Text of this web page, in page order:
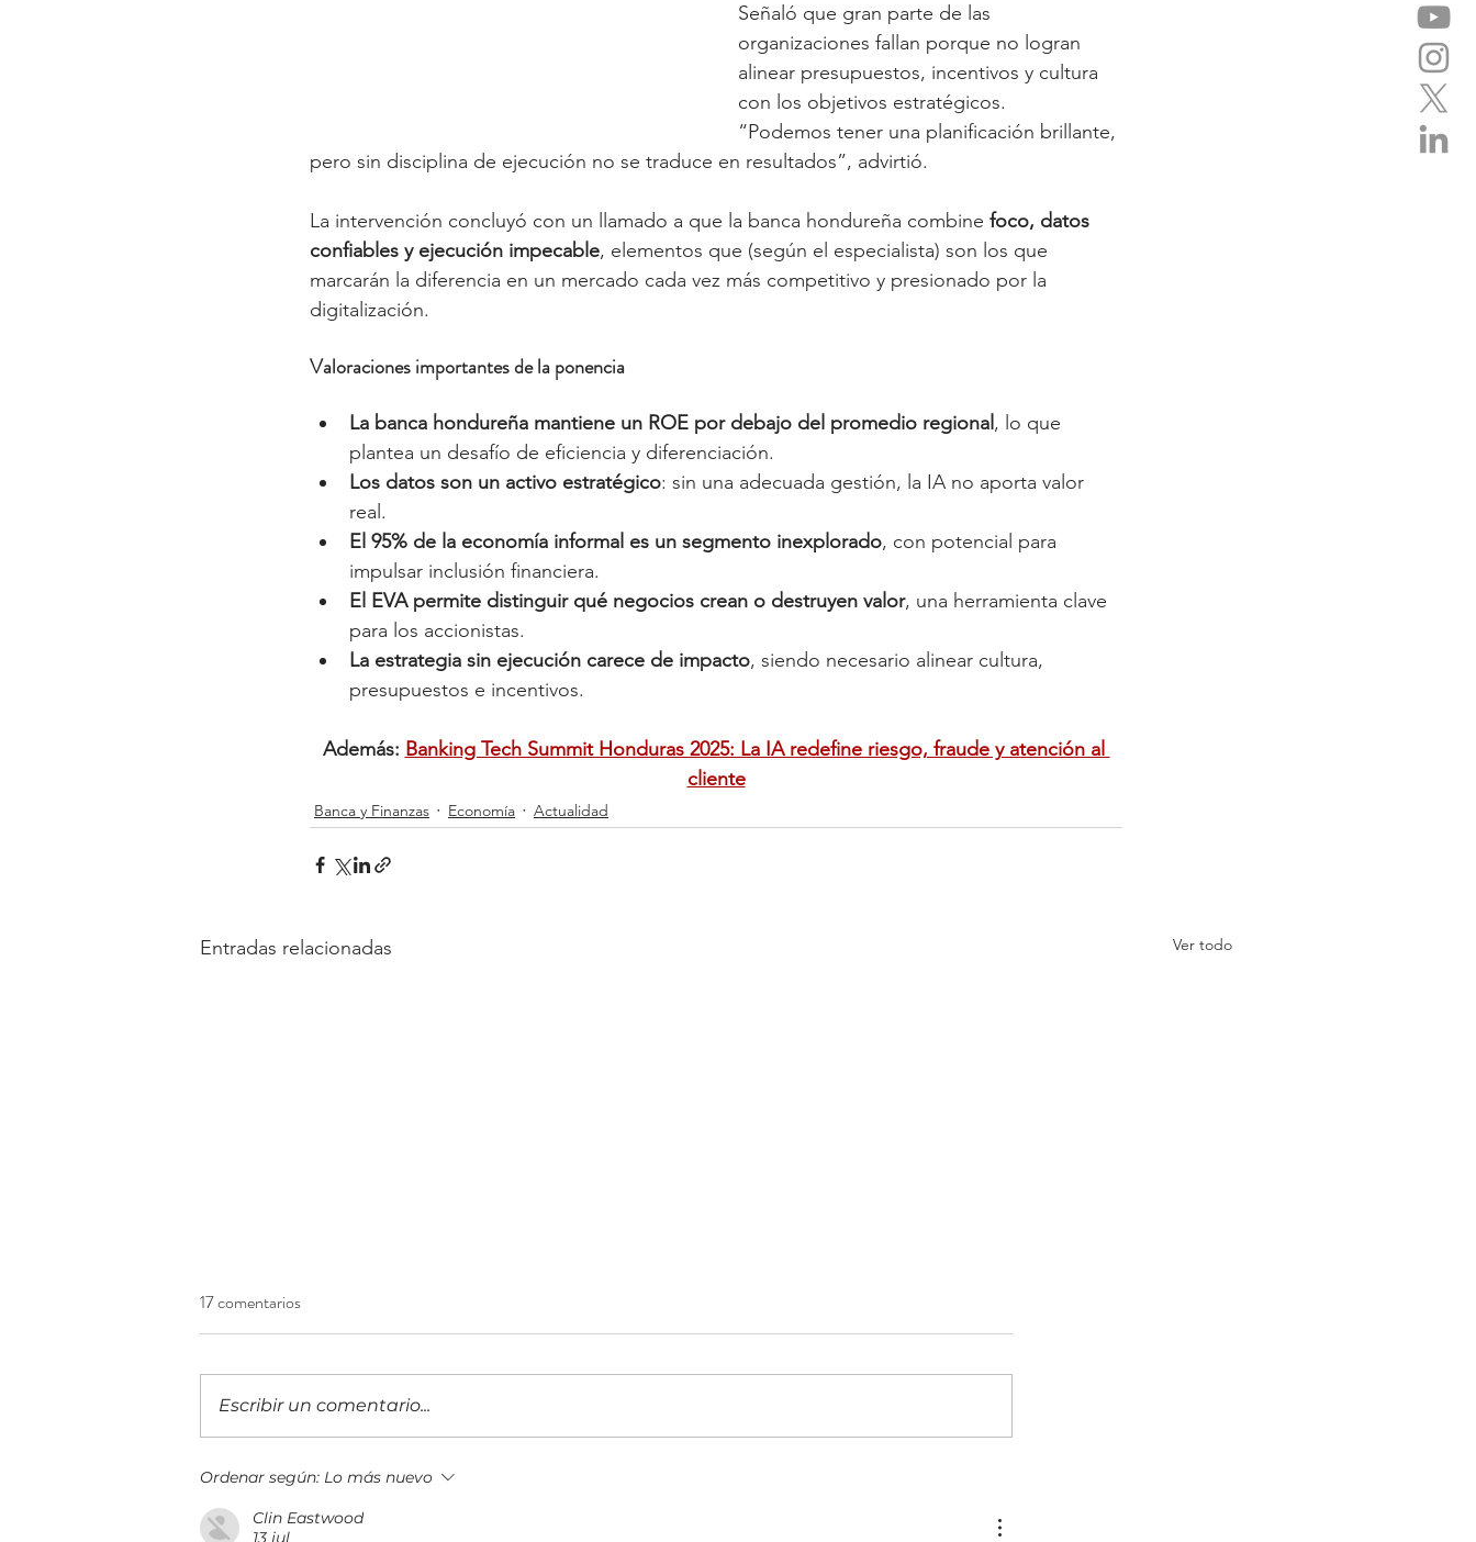
Señaló que gran parte de las
organizaciones fallan porque no logran
alinear presupuestos, incentivos y cultura
con los objetivos estratégicos.
“Podemos tener una planificación brillante,
pero sin disciplina de ejecución no se traduce en resultados”, advirtió.
La intervención concluyó con un llamado a que la banca hondureña combine foco, datos
confiables y ejecución impecable, elementos que (según el especialista) son los que
marcarán la diferencia en un mercado cada vez más competitivo y presionado por la
digitalización.
Valoraciones importantes de la ponencia
La banca hondureña mantiene un ROE por debajo del promedio regional , lo que
plantea un desafío de eficiencia y diferenciación.
Los datos son un activo estratégico: sin una adecuada gestión, la IA no aporta valor
real.
El 95% de la economía informal es un segmento inexplorado, con potencial para
impulsar inclusión financiera.
El EVA permite distinguir qué negocios crean o destruyen valor, una herramienta clave
para los accionistas.
La estrategia sin ejecución carece de impacto, siendo necesario alinear cultura,
presupuestos e incentivos.
Además: Banking Tech Summit Honduras 2025: La IA redefine riesgo, fraude y atención al
cliente
Banca y Finanzas Economía Actualidad
Entradas relacionadas Ver todo
¡Construyendo el futuro
financiero! Llega a Guatemala la
IX edición del 5B Digital Summit
servicios gestionados
17 comentarios
Escribir un comentario...
Ordenar según: Lo más nuevo
Clin Eastwood
13 jul